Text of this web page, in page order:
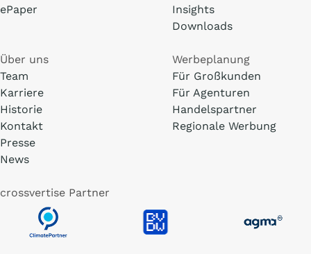
ePaper
Insights
Downloads
Über uns
Team
Karriere
Historie
Kontakt
Presse
News
Werbeplanung
Für Großkunden
Für Agenturen
Handelspartner
Regionale Werbung
crossvertise Partner